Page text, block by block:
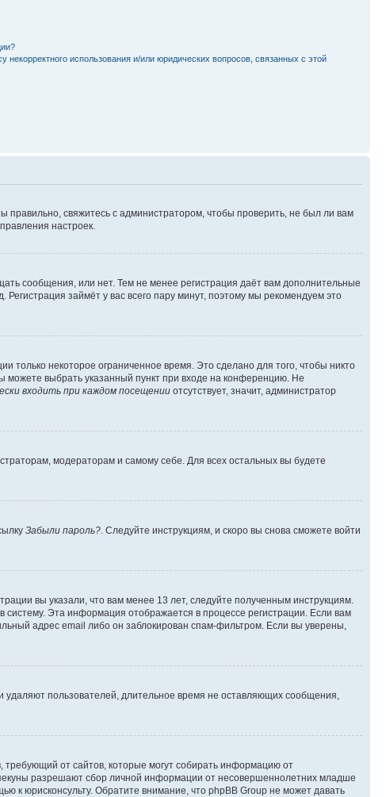
некорректного использования и/или юридических вопросов, связанных с этой
правильно, свяжитесь с администратором, чтобы проверить, не был ли вам
настроек.
сообщения, или нет. Тем не менее регистрация даёт вам дополнительные
займёт у вас всего пару минут, поэтому мы рекомендуем это
только некоторое ограниченное время. Это сделано для того, чтобы никто
можете выбрать указанный пункт при входе на конференцию. Не
входить при каждом посещении отсутствует, значит, администратор
модераторам и самому себе. Для всех остальных вы будете
Забыли пароль?. Следуйте инструкциям, и скоро вы снова сможете войти
вы указали, что вам менее 13 лет, следуйте полученным инструкциям.
Эта информация отображается в процессе регистрации. Если вам
адрес email либо он заблокирован спам-фильтром. Если вы уверены,
удаляют пользователей, длительное время не оставляющих сообщения,
требующий от сайтов, которые могут собирать информацию от
разрешают сбор личной информации от несовершеннолетних младше
к юрисконсульту. Обратите внимание, что phpBB Group не может давать